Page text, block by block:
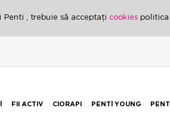
, trebuie să acceptați cookies politica
FII ACTIV CIORAPI PENTİ YOUNG